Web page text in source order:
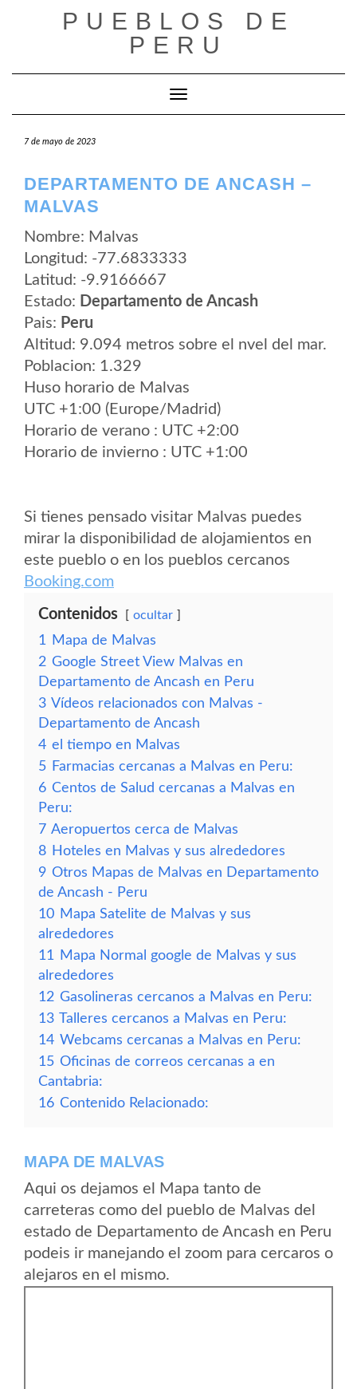
PUEBLOS DE
PERU
Cambiar modo de navegación
7 de mayo de 2023
DEPARTAMENTO DE ANCASH –
MALVAS
Nombre: Malvas
Longitud: -77.6833333
Latitud: -9.9166667
Estado: Departamento de Ancash
Pais: Peru
Altitud: 9.094 metros sobre el nvel del mar.
Poblacion: 1.329
Huso horario de Malvas
UTC +1:00 (Europe/Madrid)
Horario de verano : UTC +2:00
Horario de invierno : UTC +1:00
Si tienes pensado visitar Malvas puedes
mirar la disponibilidad de alojamientos en
este pueblo o en los pueblos cercanos
Booking.com
Contenidos ocultar
1
Mapa de Malvas
2 Google Street View Malvas en
Departamento de Ancash en Peru
3 Vídeos relacionados con Malvas -
Departamento de Ancash
4 el tiempo en Malvas
5 Farmacias cercanas a Malvas en Peru:
6 Centos de Salud cercanas a Malvas en
Peru:
7 Aeropuertos cerca de Malvas
8 Hoteles en Malvas y sus alrededores
9 Otros Mapas de Malvas en Departamento
de Ancash - Peru
10 Mapa Satelite de Malvas y sus
alrededores
11
Mapa Normal google de Malvas y sus
alrededores
12 Gasolineras cercanos a Malvas en Peru:
13 Talleres cercanos a Malvas en Peru:
14 Webcams cercanas a Malvas en Peru:
15 Oficinas de correos cercanas a en
Cantabria:
16 Contenido Relacionado:
MAPA DE MALVAS
Aqui os dejamos el Mapa tanto de
carreteras como del pueblo de Malvas del
estado de Departamento de Ancash en Peru
podeis ir manejando el zoom para cercaros o
alejaros en el mismo.